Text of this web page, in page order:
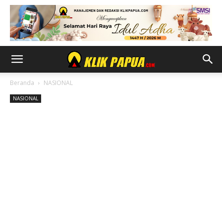
Beranda NASIONAL
NASIONAL